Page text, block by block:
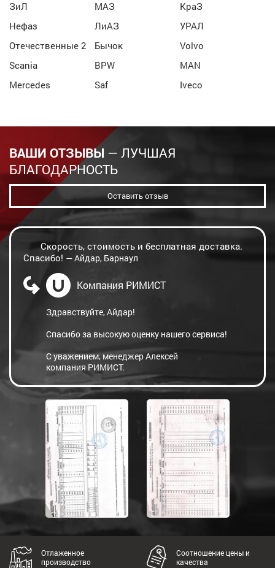
ЗиЛ
МАЗ
КраЗ
Нефаз
ЛиАЗ
УРАЛ
Отечественные 2
Бычок
Volvo
Scania
BPW
MAN
Mercedes
Saf Iveco
ВАШИ ОТЗЫВЫ — ЛУЧШАЯ
БЛАГОДАРНОСТЬ
Оставить отзыв
Скорость, стоимость и бесплатная доставка.
Спасибо! — Айдар, Барнаул
Компания РИМИСТ
Здравствуйте, Айдар!
Спасибо за высокую оценку нашего сервиса!
С уважением, менеджер Алексей
компания РИМИСТ.
Отлаженное
производство
Соотношение цены и
качества